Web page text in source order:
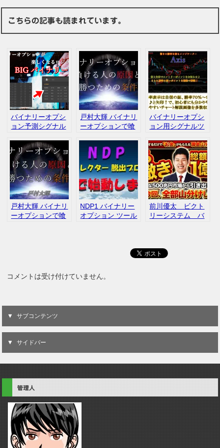
こちらの記事も読まれています。
バイナリーオプシ
ョン予測シグナル
村大輝
戸村大輝 バイナリ
ーオプションで喰
Axis 口コミ レビュ
バイナリーオプシ
ョン用シグナルツ
大輝 口コミ
戸村大輝 バイナリ
ーオプションで喰
NDP1 バイナリー
オプション ツール
前川優太 ビクト
リーシステム バ
コメントは受け付けていません。
サブコンテンツ
サイドバー
管理人